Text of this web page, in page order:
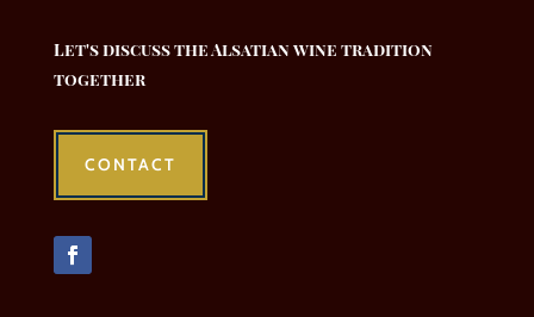
Let's discuss the Alsatian wine tradition
together
CONTACT